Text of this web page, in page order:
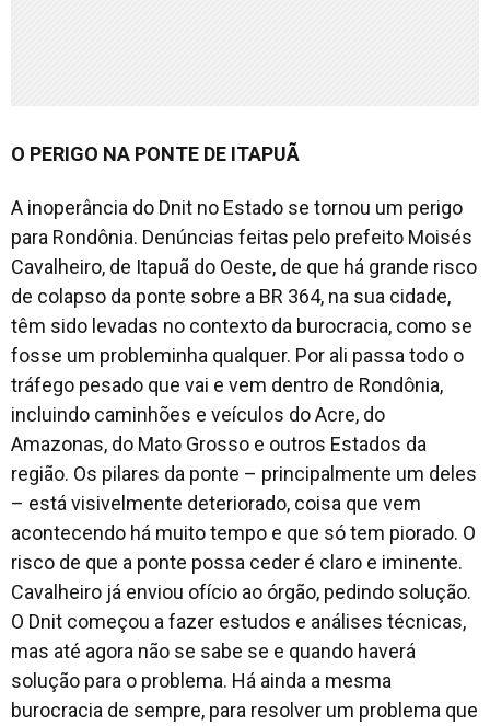
O PERIGO NA PONTE DE ITAPUÃ
A inoperância do Dnit no Estado se tornou um perigo
para Rondônia. Denúncias feitas pelo prefeito Moisés
Cavalheiro, de Itapuã do Oeste, de que há grande risco
de colapso da ponte sobre a BR 364, na sua cidade,
têm sido levadas no contexto da burocracia, como se
fosse um probleminha qualquer. Por ali passa todo o
tráfego pesado que vai e vem dentro de Rondônia,
incluindo caminhões e veículos do Acre, do
Amazonas, do Mato Grosso e outros Estados da
região. Os pilares da ponte – principalmente um deles
– está visivelmente deteriorado, coisa que vem
acontecendo há muito tempo e que só tem piorado. O
risco de que a ponte possa ceder é claro e iminente.
Cavalheiro já enviou ofício ao órgão, pedindo solução.
O Dnit começou a fazer estudos e análises técnicas,
mas até agora não se sabe se e quando haverá
solução para o problema. Há ainda a mesma
burocracia de sempre, para resolver um problema que